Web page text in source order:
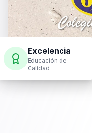
Excelencia
Educación de
Calidad